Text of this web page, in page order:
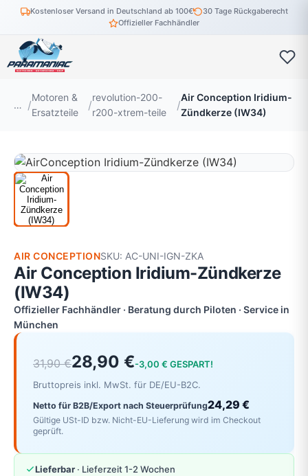
Kostenloser Versand in Deutschland ab 100€
30 Tage Rückgaberecht
Offizieller Fachhändler
…
Motoren &
Ersatzteile
revolution-200-
r200-xtrem-teile
Air Conception Iridium-
Zündkerze (IW34)
AIR CONCEPTIONSKU: AC-UNI-IGN-ZKA
Air Conception Iridium-Zündkerze
(IW34)
Offizieller Fachhändler · Beratung durch Piloten · Service in
München
31,90 €28,90 €-3,00 € GESPART!
Bruttopreis inkl. MwSt. für DE/EU-B2C.
Netto für B2B/Export nach Steuerprüfung24,29 €
Gültige USt-ID bzw. Nicht-EU-Lieferung wird im Checkout
geprüft.
Lieferbar · Lieferzeit 1-2 Wochen